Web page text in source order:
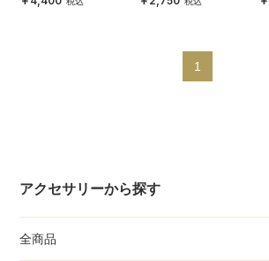
アクセサリーから探す
全商品
1